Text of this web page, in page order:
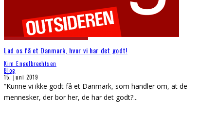
Lad os få et Danmark, hvor vi har det godt!
Kim Engelbrechtsen
Blog
15. juni 2019
“Kunne vi ikke godt få et Danmark, som handler om, at de
mennesker, der bor her, de har det godt?...